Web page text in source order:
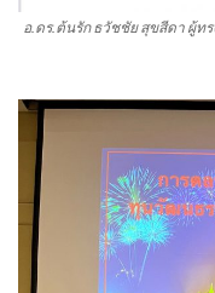
อ.ดร.ต้นรัก ธวัชชัย สุขสีดา ผู้